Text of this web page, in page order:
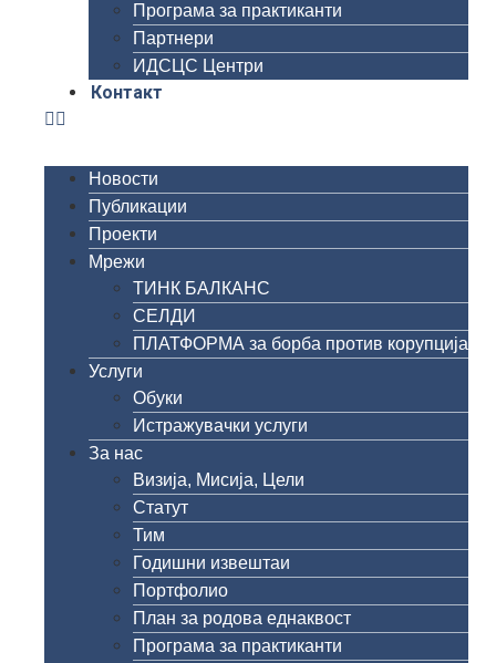
Програма за практиканти
Партнери
ИДСЦС Центри
Контакт
Новости
Публикации
Проекти
Мрежи
ТИНК БАЛКАНС
СЕЛДИ
ПЛАТФОРМА за борба против корупција
Услуги
Обуки
Истражувачки услуги
За нас
Визија, Мисија, Цели
Статут
Тим
Годишни извештаи
Портфолио
План за родова еднаквост
Програма за практиканти